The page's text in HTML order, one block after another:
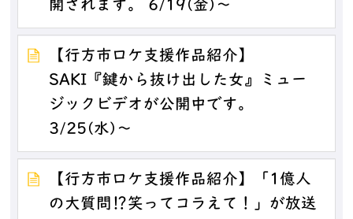
開されます。 6/19(金)～
【行方市ロケ支援作品紹介】
SAKI『鍵から抜け出した女』ミュー
ジックビデオが公開中です。
3/25(水)～
【行方市ロケ支援作品紹介】「1億人
の大質問⁉笑ってコラえて！」が放送